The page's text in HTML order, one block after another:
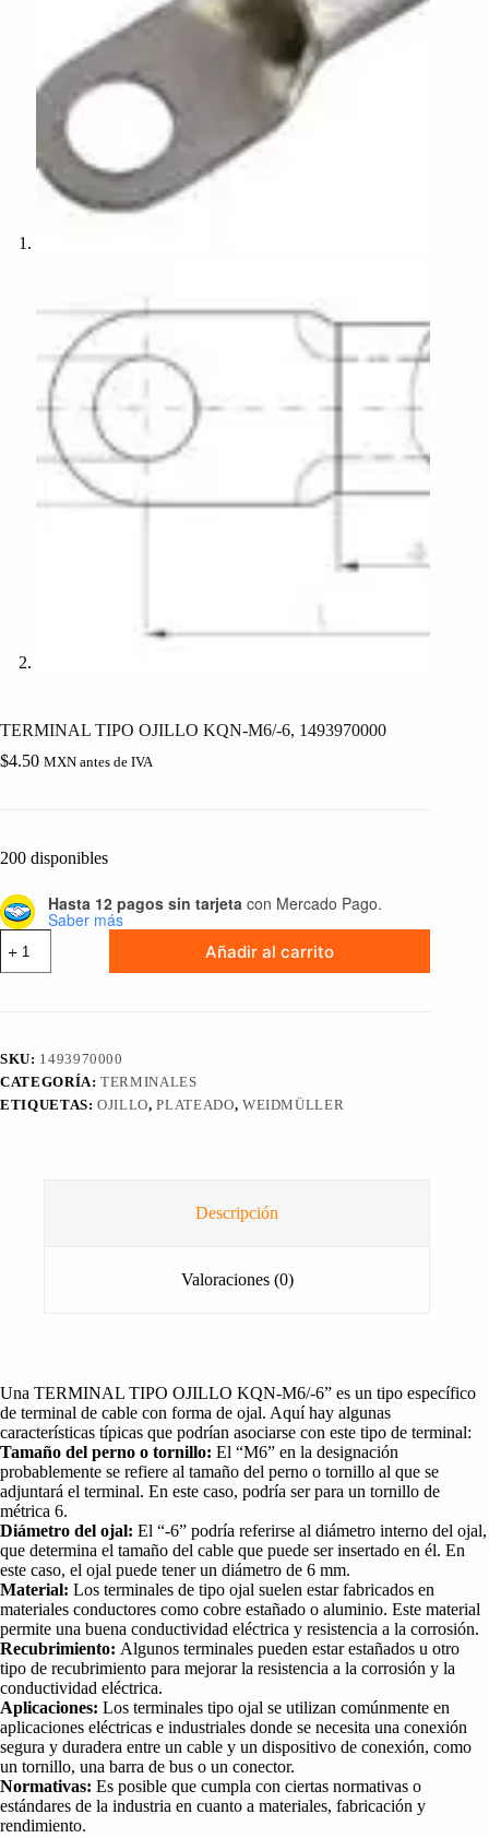
TERMINAL TIPO OJILLO KQN-M6/-6, 1493970000
$4.50 MXN antes de IVA
200 disponibles
Hasta 12 pagos sin tarjeta con Mercado Pago.
Saber más
TIPO
OJILLO
Añadir al carrito
SKU: 1493970000
CATEGORÍA:TERMINALES
ETIQUETAS:OJILLO,PLATEADO, WEIDMÜLLER
Descripción
Valoraciones (0)
Una TERMINAL TIPO OJILLO KQN-M6/-6” es un tipo específico
de terminal de cable con forma de ojal. Aquí hay algunas
características típicas que podrían asociarse con este tipo de terminal:
Tamaño del perno o tornillo: El “M6” en la designación
probablemente se refiere al tamaño del perno o tornillo al que se
adjuntará el terminal. En este caso, podría ser para un tornillo de
métrica 6.
Diámetro del ojal: El “-6” podría referirse al diámetro interno del ojal,
que determina el tamaño del cable que puede ser insertado en él. En
este caso, el ojal puede tener un diámetro de 6 mm.
Material: Los terminales de tipo ojal suelen estar fabricados en
materiales conductores como cobre estañado o aluminio. Este material
permite una buena conductividad eléctrica y resistencia a la corrosión.
Recubrimiento: Algunos terminales pueden estar estañados u otro
tipo de recubrimiento para mejorar la resistencia a la corrosión y la
conductividad eléctrica.
Aplicaciones: Los terminales tipo ojal se utilizan comúnmente en
aplicaciones eléctricas e industriales donde se necesita una conexión
segura y duradera entre un cable y un dispositivo de conexión, como
un tornillo, una barra de bus o un conector.
Normativas: Es posible que cumpla con ciertas normativas o
estándares de la industria en cuanto a materiales, fabricación y
rendimiento.